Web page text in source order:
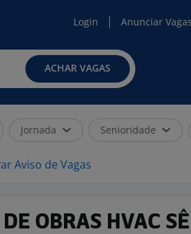
Login Anunciar Vagas
ACHAR VAGAS
Jornada Senioridade
Aviso de Vagas
OBRAS HVAC